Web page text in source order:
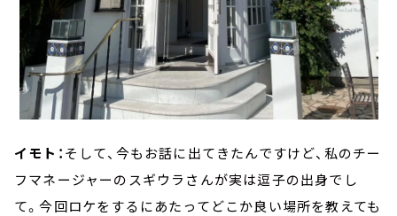
イモト：そして、今もお話に出てきたんですけど、私のチー
フマネージャーのスギウラさんが実は逗子の出身でし
て。今回ロケをするにあたってどこか良い場所を教えても